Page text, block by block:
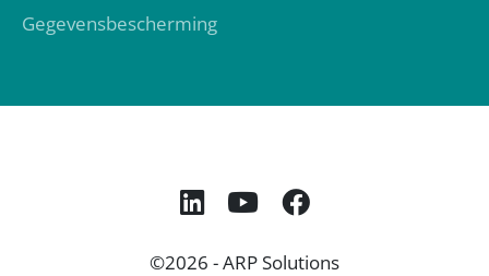
Gegevensbescherming
©2026 -ARP Solutions